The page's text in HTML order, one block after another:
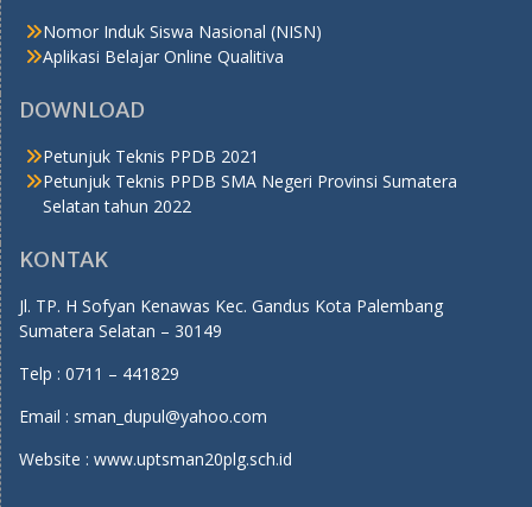
Nomor Induk Siswa Nasional (NISN)
Aplikasi Belajar Online Qualitiva
DOWNLOAD
Petunjuk Teknis PPDB 2021
Petunjuk Teknis PPDB SMA Negeri Provinsi Sumatera
Selatan tahun 2022
KONTAK
Jl. TP. H Sofyan Kenawas Kec. Gandus Kota Palembang
Sumatera Selatan – 30149
Telp : 0711 – 441829
Email : sman_dupul@yahoo.com
Website : www.uptsman20plg.sch.id